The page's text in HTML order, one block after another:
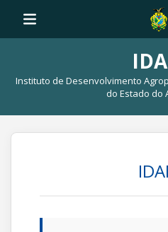
Instituto de Desenvolvimento
do Estado do